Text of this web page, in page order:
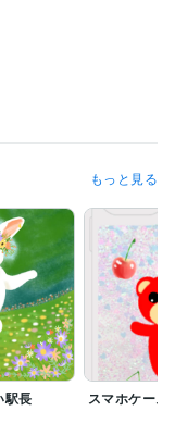
）
経験年数 : 17年
年
もっと見る
駅長 スマホケース